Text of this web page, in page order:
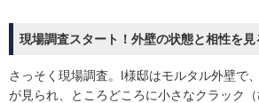
現場調査スタート！外壁の状態と相性を見
さっそく現場調査。I様邸はモルタル外壁で
が見られ、ところどころに小さなクラック